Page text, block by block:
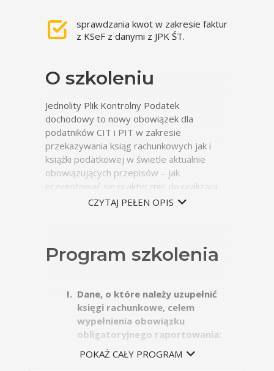
sprawdzania kwot w zakresie faktur
z KSeF z danymi z JPK ŚT.
O szkoleniu
Jednolity Plik Kontrolny Podatek
dochodowy to nowy obowiązek dla
podatników CIT i PIT w zakresie
przekazywania ksiąg rachunkowych jak i
książki podatkowej w świetle aktualnie
obowiązujących przepisów – jak
przygotować się praktycznie do realizacji
nowego obowiązku sprawozdawczego i
urząd skarbowy? Na te i inne pytania
odpowiemy podczas zajęć.
CZYTAJ PEŁEN OPIS
Program szkolenia
Dane, o które należy uzupełnić
księgi rachunkowe, celem
wypełnienia obowiązku
obligatoryjnego raportowania:
Prezentacja znaczników
POKAŻ CAŁY PROGRAM